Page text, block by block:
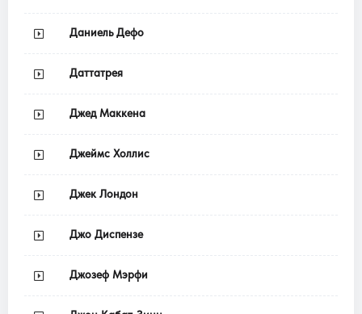
Даниель Дефо
Даттатрея
Джед Маккена
Джеймс Холлис
Джек Лондон
Джо Диспензе
Джозеф Мэрфи